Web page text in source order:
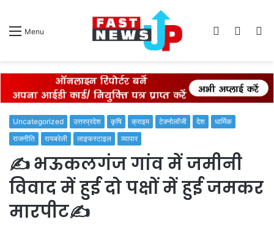
Menu
Switch
Log
Uncategorized उत्तरप्रदेश कृषि क्राइम टेक्नोलॉजी देश
धार्मिक
राजनीति
रायबरेली लाइफस्टाइल व्यापार
✍️ भऊकलगंज गांव में जमीनी
विवाद में हुई दो पक्षों में हुई जमकर
मारपीट✍️